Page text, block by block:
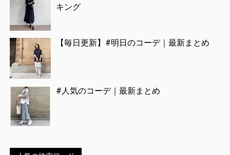
キング
【毎日更新】#明日のコーデ｜最新まとめ
#人気のコーデ｜最新まとめ